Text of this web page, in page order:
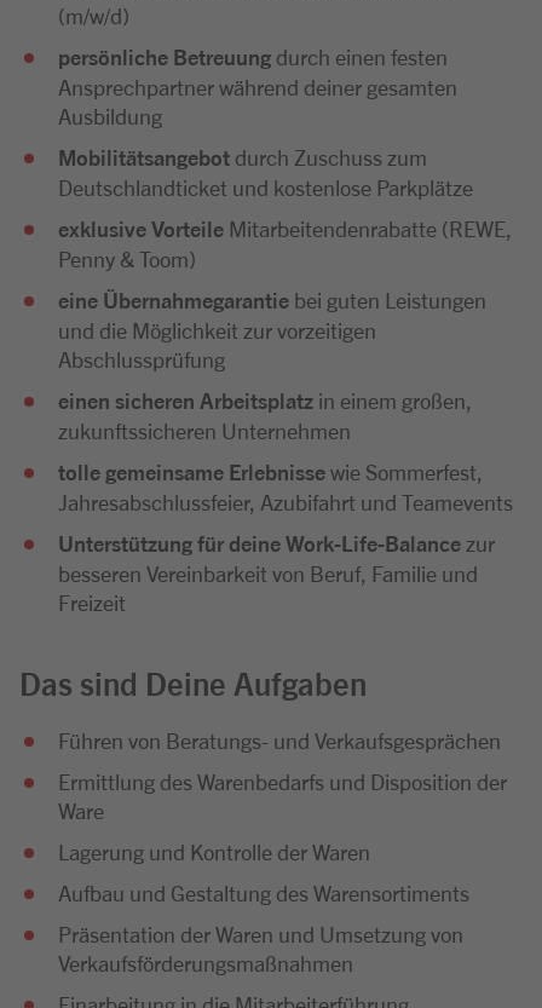
(m/w/d)
persönliche Betreuung durch einen festen
Ansprechpartner während deiner gesamten
Ausbildung
Mobilitätsangebot durch Zuschuss zum
Deutschlandticket und kostenlose Parkplätze
exklusive Vorteile Mitarbeitendenrabatte (REWE,
Penny & Toom)
eine Übernahmegarantie bei guten Leistungen
und die Möglichkeit zur vorzeitigen
Abschlussprüfung
einen sicheren Arbeitsplatz in einem großen,
zukunftssicheren Unternehmen
tolle gemeinsame Erlebnissewie Sommerfest,
Jahresabschlussfeier, Azubifahrt und Teamevents
Unterstützung für deine Work-Life-Balance zur
besseren Vereinbarkeit von Beruf, Familie und
Freizeit
Das sind Deine Aufgaben
Führen von Beratungs- und Verkaufsgesprächen
Ermittlung des Warenbedarfs und Disposition der
Ware
Lagerung und Kontrolle der Waren
Aufbau und Gestaltung des Warensortiments
Präsentation der Waren und Umsetzung von
Verkaufsförderungsmaßnahmen